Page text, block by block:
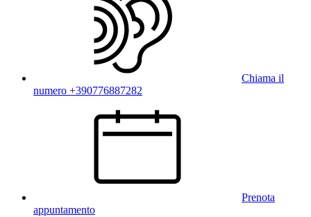
Chiama il
numero +390776887282
Prenota
appuntamento